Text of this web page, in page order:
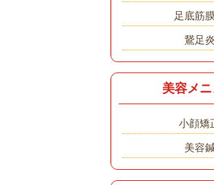
足底筋
鵞足炎
美容メ
小顔矯
美容